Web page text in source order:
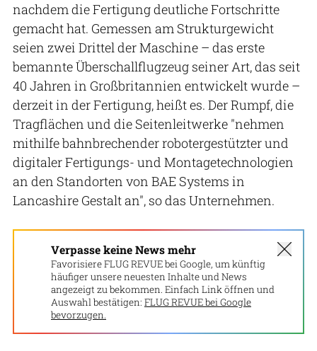
nachdem die Fertigung deutliche Fortschritte
gemacht hat. Gemessen am Strukturgewicht
seien zwei Drittel der Maschine – das erste
bemannte Überschallflugzeug seiner Art, das seit
40 Jahren in Großbritannien entwickelt wurde –
derzeit in der Fertigung, heißt es. Der Rumpf, die
Tragflächen und die Seitenleitwerke "nehmen
mithilfe bahnbrechender robotergestützter und
digitaler Fertigungs- und Montagetechnologien
an den Standorten von BAE Systems in
Lancashire Gestalt an", so das Unternehmen.
Verpasse keine News mehr
Favorisiere FLUG REVUE bei Google, um künftig
häufiger unsere neuesten Inhalte und News
angezeigt zu bekommen. Einfach Link öffnen und
Auswahl bestätigen: FLUG REVUE bei Google
bevorzugen.